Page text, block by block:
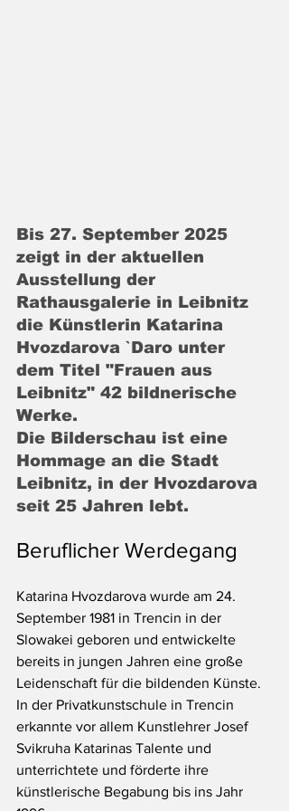
Bis 27. September 2025
zeigt in der aktuellen
Ausstellung der
Rathausgalerie in Leibnitz
die Künstlerin Katarina
Hvozdarova `Daro unter
dem Titel "Frauen aus
Leibnitz" 42 bildnerische
Werke.
Die Bilderschau ist eine
Hommage an die Stadt
Leibnitz, in der Hvozdarova
seit 25 Jahren lebt.
Beruflicher Werdegang
Katarina Hvozdarova wurde am 24.
September 1981 in Trencin in der
Slowakei geboren und entwickelte
bereits in jungen Jahren eine große
Leidenschaft für die bildenden Künste.
In der Privatkunstschule in Trencin
erkannte vor allem Kunstlehrer Josef
Svikruha Katarinas Talente und
unterrichtete und förderte ihre
künstlerische Begabung bis ins Jahr